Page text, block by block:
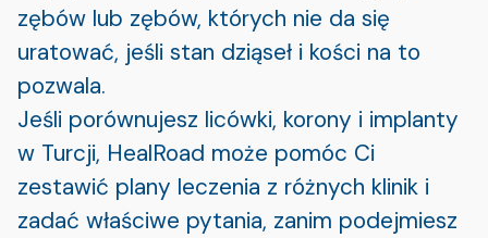
zębów lub zębów, których nie da się
uratować, jeśli stan dziąseł i kości na to
pozwala.
Jeśli porównujesz licówki, korony i implanty
w Turcji, HealRoad może pomóc Ci
zestawić plany leczenia z różnych klinik i
zadać właściwe pytania, zanim podejmiesz